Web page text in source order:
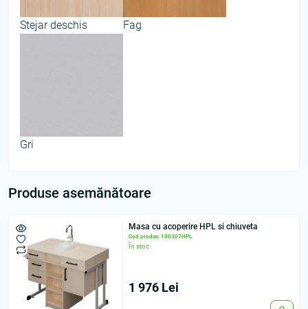
Stejar deschis Fag
Gri
Produse asemănătoare
Masа cu acoperire HPL si chiuveta
Cod produs: 100307HPL
În stoc
1 976 Lei